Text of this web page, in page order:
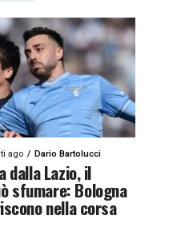
ago Dario Bartolucci
dalla Lazio, il
sfumare: Bologna
nella corsa